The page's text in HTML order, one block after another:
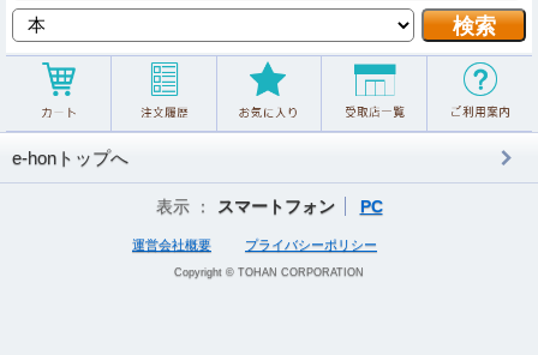
e-honトップへ
表示 ： スマートフォン PC
運営会社概要 プライバシーポリシー
Copyright © TOHAN CORPORATION